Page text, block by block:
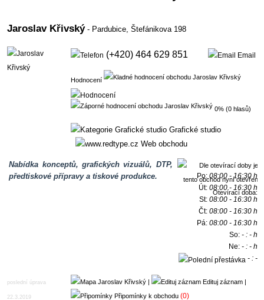
Jaroslav Křivský- Pardubice,Štefánikova 198
(+420) 464 629 851 Email
Hodnocení
0% (0 hlasů)
Grafické studio
Web obchodu
Nabídka konceptů, grafických vizuálů, DTP,
předtiskové přípravy a tiskové produkce.
Otevírací doba:
Po:08:00 - 16:30 h
Út:08:00 - 16:30 h
St:08:00 - 16:30 h
Čt:08:00 - 16:30 h
Pá:08:00 - 16:30 h
So:- : - h
Ne:- : - h
- : -
poslední úprava
22.3.2019
| Edituj záznam|
Připomínky k obchodu (0)